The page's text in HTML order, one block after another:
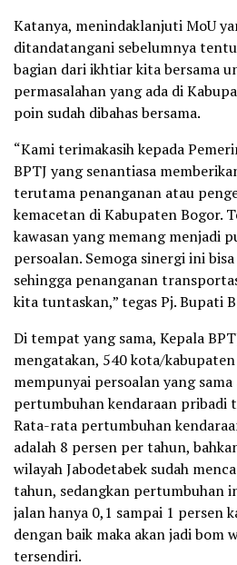
Katanya, menindaklanjuti MoU
ditandatangani sebelumnya
bagian dari ikhtiar kita bersama
permasalahan yang ada di
poin sudah dibahas bersama.
“Kami terimakasih kepada
BPTJ yang senantiasa
terutama penanganan atau
kemacetan di Kabupaten Bogor.
kawasan yang memang menjadi
persoalan. Semoga sinergi ini
sehingga penanganan
kita tuntaskan,” tegas Pj. Bupati
Di tempat yang sama, Kepala
mengatakan, 540 kota/
mempunyai persoalan yang
pertumbuhan kendaraan pribadi
Rata-rata pertumbuhan
adalah 8 persen per tahun,
wilayah Jabodetabek sudah
tahun, sedangkan pertumbuhan
jalan hanya 0,1 sampai 1 persen
dengan baik maka akan jadi bom
tersendiri.